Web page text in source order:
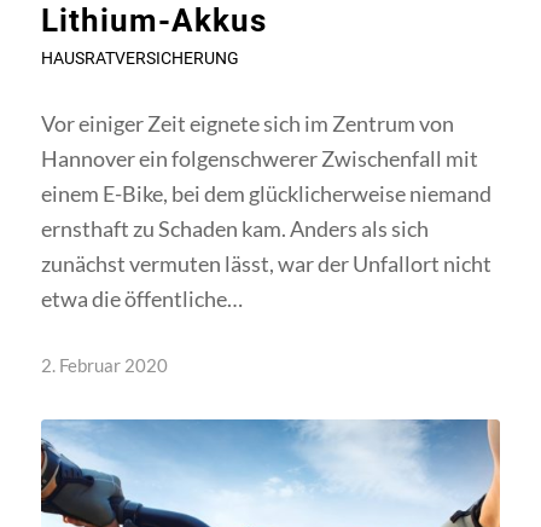
Lithium-Akkus
HAUSRATVERSICHERUNG
Vor einiger Zeit eignete sich im Zentrum von
Hannover ein folgenschwerer Zwischenfall mit
einem E-Bike, bei dem glücklicherweise niemand
ernsthaft zu Schaden kam. Anders als sich
zunächst vermuten lässt, war der Unfallort nicht
etwa die öffentliche…
2. Februar 2020